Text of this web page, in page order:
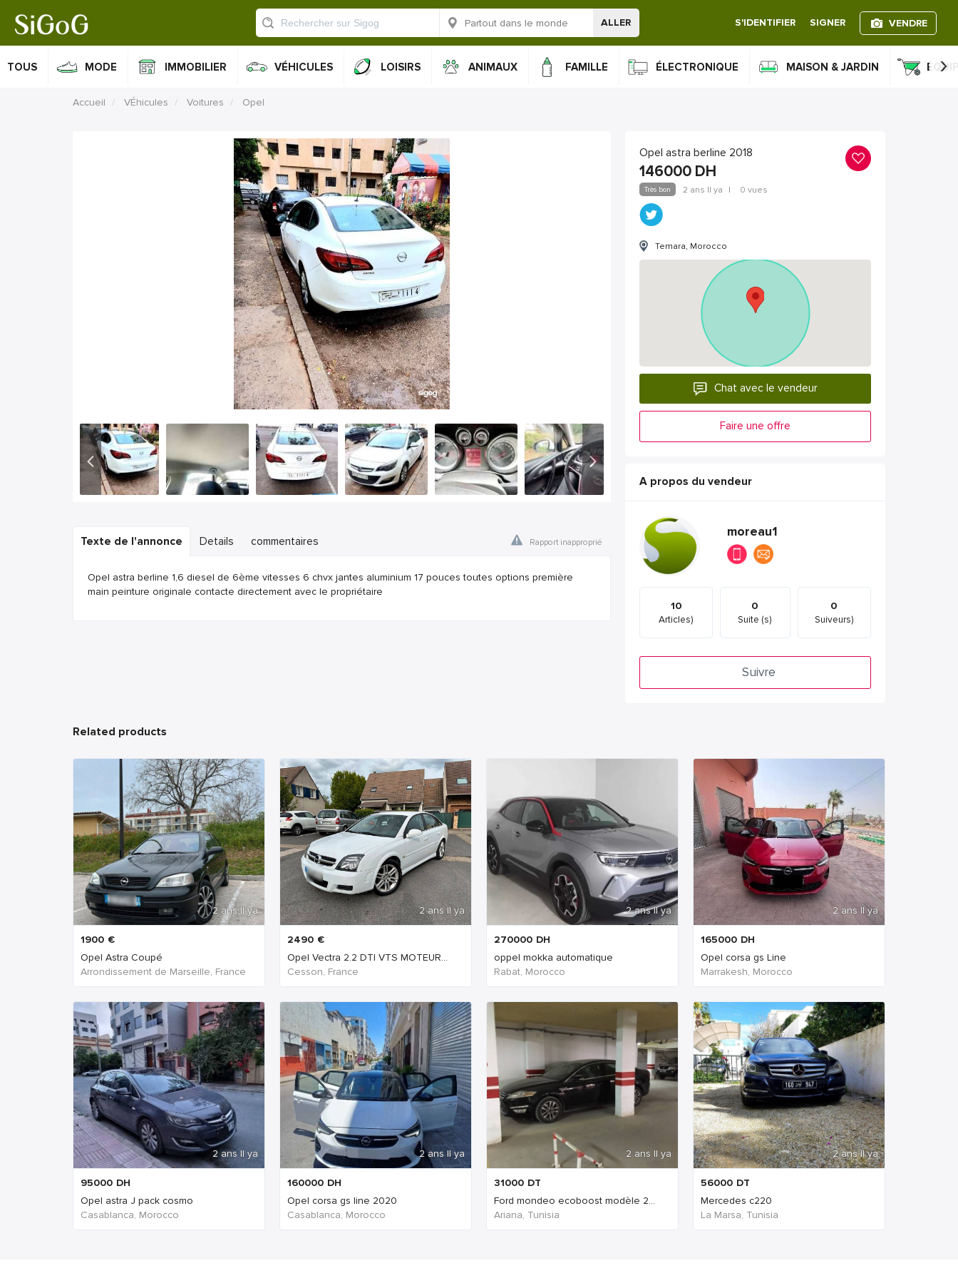
ALLER S'IDENTIFIER SIGNER VENDRE
TOUS MODE IMMOBILIER VÉHICULES LOISIRS ANIMAUX FAMILLE ÉLECTRONIQUE MAISON & JARDIN ›
Accueil VÉhicules Voitures Opel
Texte de l'annonce Details commentaires Rapport inapproprié
Opel astra berline 1,6 diesel de 6ème vitesses 6 chvx jantes aluminium 17 pouces toutes options première
main peinture originale contacte directement avec le propriétaire
Opel astra berline 2018
146000 DH
Très bon 2 ans Il ya | 0 vues
Temara, Morocco
Chat avec le vendeur
Faire une offre
A propos du vendeur
moreau1
10
Articles)
0
Suite (s)
0
Suiveurs)
Suivre
Related products
2 ans Il ya
1900 €
Opel Astra Coupé
Arrondissement de Marseille, France
2 ans Il ya
2490 €
Opel Vectra 2.2 DTI VTS MOTEUR...
Cesson, France
2 ans Il ya
270000 DH
oppel mokka automatique
Rabat, Morocco
2 ans Il ya
165000 DH
Opel corsa gs Line
Marrakesh, Morocco
2 ans Il ya
95000 DH
Opel astra J pack cosmo
Casablanca, Morocco
2 ans Il ya
160000 DH
Opel corsa gs line 2020
Casablanca, Morocco
2 ans Il ya
31000 DT
Ford mondeo ecoboost modèle 2...
Ariana, Tunisia
2 ans Il ya
56000 DT
Mercedes c220
La Marsa, Tunisia